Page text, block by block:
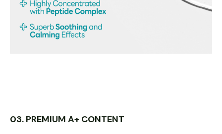
03. PREMIUM A+ CONTENT